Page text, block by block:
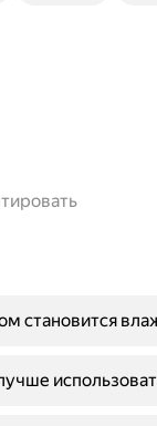
становится